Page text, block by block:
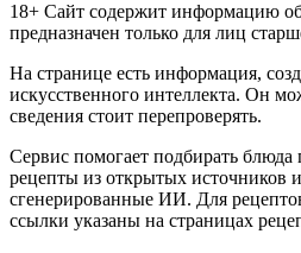
18+ Сайт содержит информацию
предназначен только для лиц
На странице есть информация,
искусственного интеллекта. Он
сведения стоит перепроверять.
Сервис помогает подбирать
рецепты из открытых источников
сгенерированные ИИ. Для
ссылки указаны на страницах